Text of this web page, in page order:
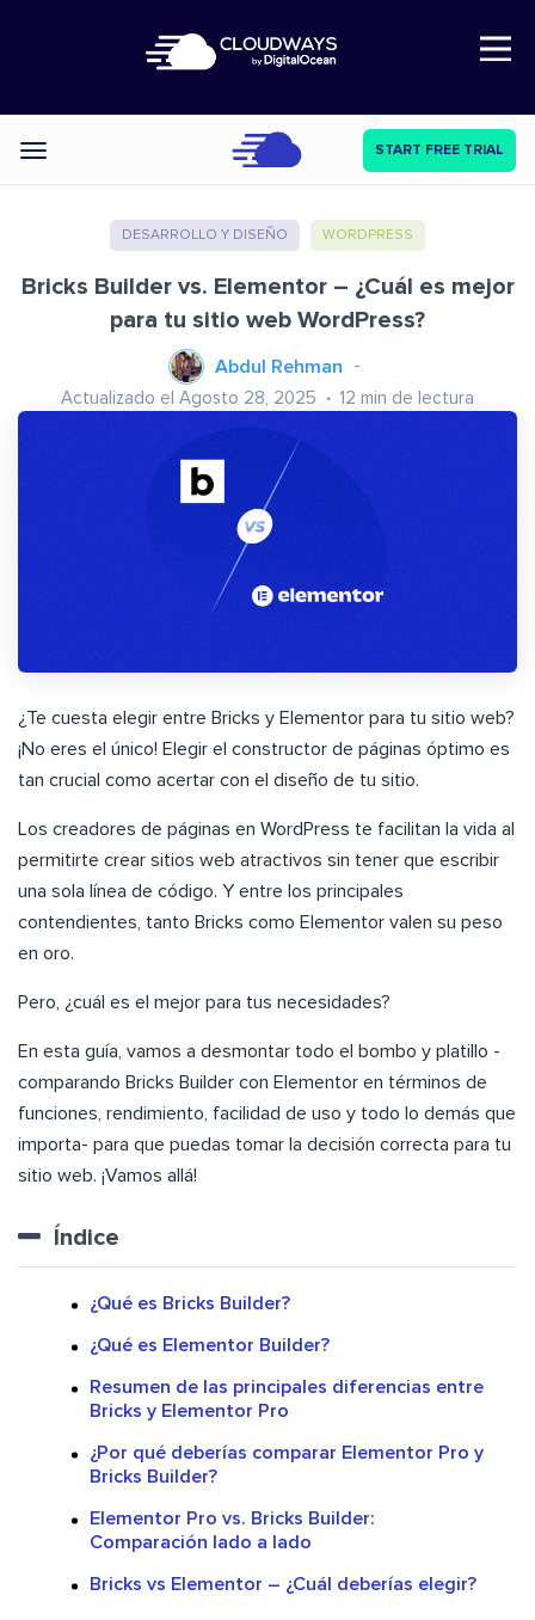
Open Nav
Categories START FREE TRIAL
DESARROLLO Y DISEÑO WORDPRESS
Bricks Builder vs. Elementor – ¿Cuál es mejor
para tu sitio web WordPress?
Abdul Rehman
Actualizado el Agosto 28, 2025 12 min de lectura
¿Te cuesta elegir entre Bricks y Elementor para tu sitio web?
¡No eres el único! Elegir el constructor de páginas óptimo es
tan crucial como acertar con el diseño de tu sitio.
Los creadores de páginas en WordPress te facilitan la vida al
permitirte crear sitios web atractivos sin tener que escribir
una sola línea de código. Y entre los principales
contendientes, tanto Bricks como Elementor valen su peso
en oro.
Pero, ¿cuál es el mejor para tus necesidades?
En esta guía, vamos a desmontar todo el bombo y platillo -
comparando Bricks Builder con Elementor en términos de
funciones, rendimiento, facilidad de uso y todo lo demás que
importa- para que puedas tomar la decisión correcta para tu
sitio web. ¡Vamos allá!
Índice
¿Qué es Bricks Builder?
¿Qué es Elementor Builder?
Resumen de las principales diferencias entre
Bricks y Elementor Pro
¿Por qué deberías comparar Elementor Pro y
Bricks Builder?
Elementor Pro vs. Bricks Builder:
Comparación lado a lado
Bricks vs Elementor – ¿Cuál deberías elegir?